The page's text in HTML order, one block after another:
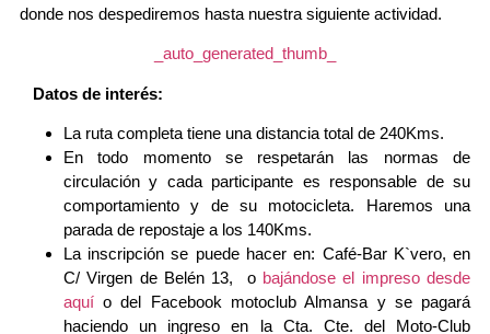
donde nos despediremos hasta nuestra siguiente actividad.
_auto_generated_thumb_
Datos de interés:
La ruta completa tiene una distancia total de 240Kms.
En todo momento se respetarán las normas de
circulación y cada participante es responsable de su
comportamiento y de su motocicleta. Haremos una
parada de repostaje a los 140Kms.
La inscripción se puede hacer en: Café-Bar K`vero, en
C/ Virgen de Belén 13, o bajándose el impreso desde
aquío del Facebook motoclub Almansa y se pagará
haciendo un ingreso en la Cta. Cte. del Moto-Club